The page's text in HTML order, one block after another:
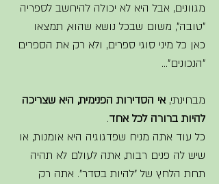
מגוונים, אבל היא לא יכולה להיחשב לספריה
"טובה", משום שבכל נושא שהוא, תמצאו
כאן כל מיני סוגי ספרים, ולא רק את הספרים
"הנכונים"...
מבחינתי, אי הסדירות הפנימית, היא שצריכה
להיות ברורה לכל אחד.
כל עוד אתה מניח שפדגוגיה היא אומנות, או
שיש לה פנים רבות, אתה לעולם לא תהיה
תחת הלחץ של "להיות בסדר". אתה רק